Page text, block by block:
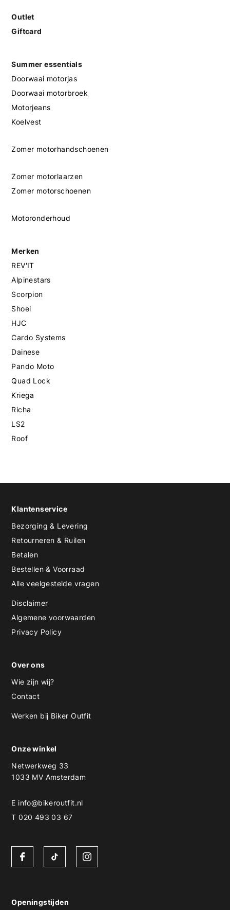
Outlet
Giftcard
Summer essentials
Doorwaai motorjas
Doorwaai motorbroek
Motorjeans
Koelvest
Zomer motorhandschoenen
Zomer motorlaarzen
Zomer motorschoenen
Motoronderhoud
Merken
REV'IT
Alpinestars
Scorpion
Shoei
HJC
Cardo Systems
Dainese
Pando Moto
Quad Lock
Kriega
Richa
LS2
Roof
Klantenservice
Bezorging & Levering
Retourneren & Ruilen
Betalen
Bestellen & Voorraad
Alle veelgestelde vragen
Disclaimer
Algemene voorwaarden
Privacy Policy
Over ons
Wie zijn wij?
Contact
Werken bij Biker Outfit
Onze winkel
Netwerkweg 33
1033 MV Amsterdam
E info@bikeroutfit.nl
T 020 493 03 67
Openingstijden